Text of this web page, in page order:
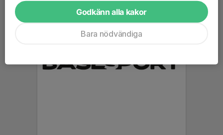
Godkänn alla kakor
Bara nödvändiga